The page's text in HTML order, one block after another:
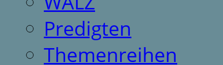
Predigten
Themenreihen